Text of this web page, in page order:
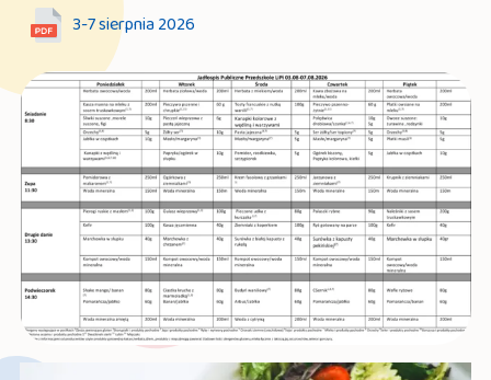
3-7 sierpnia 2026